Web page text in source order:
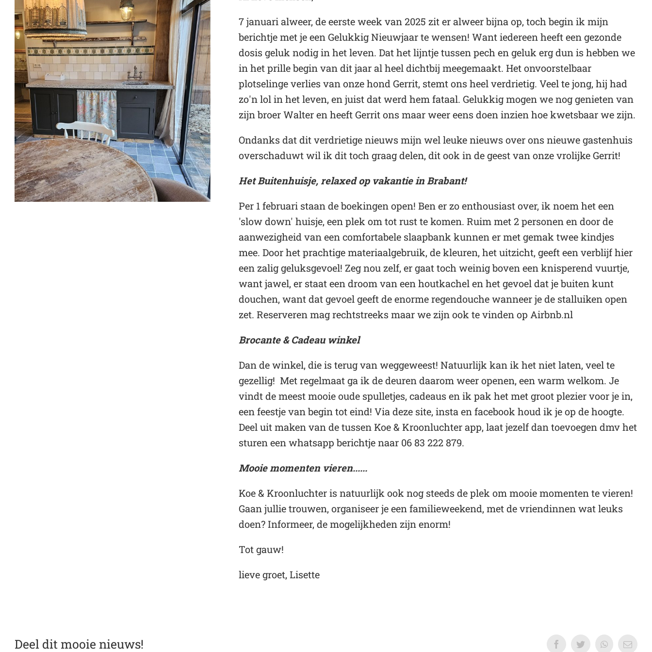
7 januari alweer, de eerste week van 2025 zit er alweer bijna op, toch begin ik mijn
berichtje met je een Gelukkig Nieuwjaar te wensen! Want iedereen heeft een gezonde
dosis geluk nodig in het leven. Dat het lijntje tussen pech en geluk erg dun is hebben we
in het prille begin van dit jaar al heel dichtbij meegemaakt. Het onvoorstelbaar
plotselinge verlies van onze hond Gerrit, stemt ons heel verdrietig. Veel te jong, hij had
zo'n lol in het leven, en juist dat werd hem fataal. Gelukkig mogen we nog genieten van
zijn broer Walter en heeft Gerrit ons maar weer eens doen inzien hoe kwetsbaar we zijn.
Ondanks dat dit verdrietige nieuws mijn wel leuke nieuws over ons nieuwe gastenhuis
overschaduwt wil ik dit toch graag delen, dit ook in de geest van onze vrolijke Gerrit!
Het Buitenhuisje, relaxed op vakantie in Brabant!
Per 1 februari staan de boekingen open! Ben er zo enthousiast over, ik noem het een
'slow down' huisje, een plek om tot rust te komen. Ruim met 2 personen en door de
aanwezigheid van een comfortabele slaapbank kunnen er met gemak twee kindjes
mee. Door het prachtige materiaalgebruik, de kleuren, het uitzicht, geeft een verblijf hier
een zalig geluksgevoel! Zeg nou zelf, er gaat toch weinig boven een knisperend vuurtje,
want jawel, er staat een droom van een houtkachel en het gevoel dat je buiten kunt
douchen, want dat gevoel geeft de enorme regendouche wanneer je de stalluiken open
zet. Reserveren mag rechtstreeks maar we zijn ook te vinden op Airbnb.nl
Brocante & Cadeau winkel
Dan de winkel, die is terug van weggeweest! Natuurlijk kan ik het niet laten, veel te
gezellig! Met regelmaat ga ik de deuren daarom weer openen, een warm welkom. Je
vindt de meest mooie oude spulletjes, cadeaus en ik pak het met groot plezier voor je in,
een feestje van begin tot eind! Via deze site, insta en facebook houd ik je op de hoogte.
Deel uit maken van de tussen Koe & Kroonluchter app, laat jezelf dan toevoegen dmv het
sturen een whatsapp berichtje naar 06 83 222 879.
Mooie momenten vieren......
Koe & Kroonluchter is natuurlijk ook nog steeds de plek om mooie momenten te vieren!
Gaan jullie trouwen, organiseer je een familieweekend, met de vriendinnen wat leuks
doen? Informeer, de mogelijkheden zijn enorm!
Tot gauw!
lieve groet, Lisette
Deel dit mooie nieuws! FacebookTwitterWhatsApp
E-